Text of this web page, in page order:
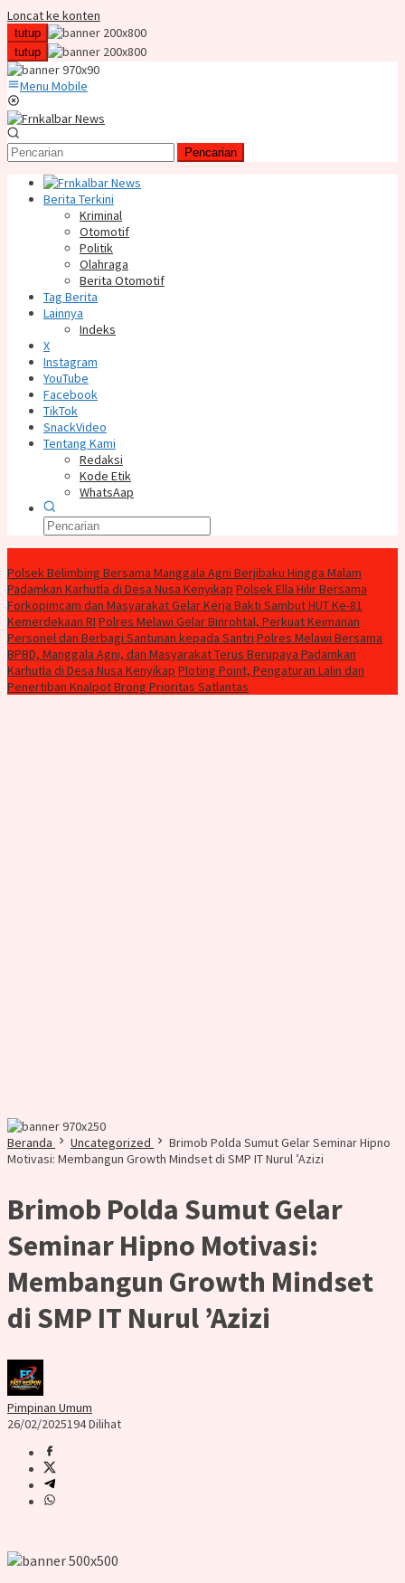
Loncat ke konten
tutup
tutup
Menu Mobile
Pencarian
Berita Terkini
Kriminal
Otomotif
Politik
Olahraga
Berita Otomotif
Tag Berita
Lainnya
Indeks
X
Instagram
YouTube
Facebook
TikTok
SnackVideo
Tentang Kami
Redaksi
Kode Etik
WhatsAap
Polsek Belimbing Bersama Manggala Agni Berjibaku Hingga Malam
Padamkan Karhutla di Desa Nusa Kenyikap Polsek Ella Hilir Bersama
Forkopimcam dan Masyarakat Gelar Kerja Bakti Sambut HUT Ke-81
Kemerdekaan RI Polres Melawi Gelar Binrohtal, Perkuat Keimanan
Personel dan Berbagi Santunan kepada Santri Polres Melawi Bersama
BPBD, Manggala Agni, dan Masyarakat Terus Berupaya Padamkan
Karhutla di Desa Nusa Kenyikap Ploting Point, Pengaturan Lalin dan
Penertiban Knalpot Brong Prioritas Satlantas
Beranda Uncategorized
Brimob Polda Sumut Gelar Seminar Hipno
Motivasi: Membangun Growth Mindset di SMP IT Nurul ’Azizi
Brimob Polda Sumut Gelar
Seminar Hipno Motivasi:
Membangun Growth Mindset
di SMP IT Nurul ’Azizi
Pimpinan Umum
26/02/2025194 Dilihat